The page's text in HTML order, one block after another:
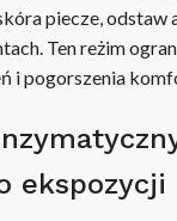
piecze, odstaw
Ten reżim
i pogorszenia
ekspozycji